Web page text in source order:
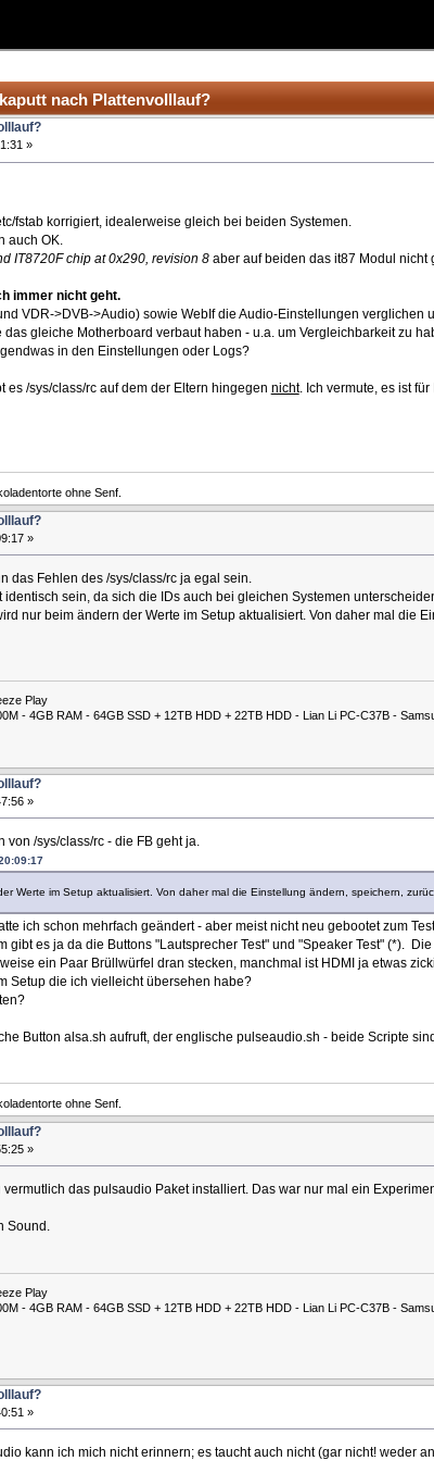
nach Plattenvolllauf?
»
fstab korrigiert, idealerweise gleich bei beiden Systemen.
auch OK.
IT8720F chip at 0x290, revision 8aber auf beiden das it87 Modul nicht
immer nicht geht.
VDR->DVB->Audio) sowie WebIf die Audio-Einstellungen verglichen
gleiche Motherboard verbaut haben - u.a. um Vergleichbarkeit zu
in den Einstellungen oder Logs?
es /sys/class/rc auf dem der Eltern hingegen nicht. Ich vermute, es ist
ohne Senf.
»
das Fehlen des /sys/class/rc ja egal sein.
sein, da sich die IDs auch bei gleichen Systemen
nur beim ändern der Werte im Setup aktualisiert. Von daher mal
Play
- 4GB RAM - 64GB SSD + 12TB HDD + 22TB HDD - Lian Li PC-C37B -
»
/sys/class/rc - die FB geht ja.
Werte im Setup aktualisiert. Von daher mal die Einstellung ändern, speichern,
ich schon mehrfach geändert - aber meist nicht neu gebootet zum
gibt es ja da die Buttons "Lautsprecher Test" und "Speaker Test" (*).
ein Paar Brüllwürfel dran stecken, manchmal ist HDMI ja etwas
Setup die ich vielleicht übersehen habe?
Button alsa.sh aufruft, der englische pulseaudio.sh - beide Scripte
ohne Senf.
»
das pulsaudio Paket installiert. Das war nur mal ein
Sound.
Play
- 4GB RAM - 64GB SSD + 12TB HDD + 22TB HDD - Lian Li PC-C37B -
»
kann ich mich nicht erinnern; es taucht auch nicht (gar nicht! weder